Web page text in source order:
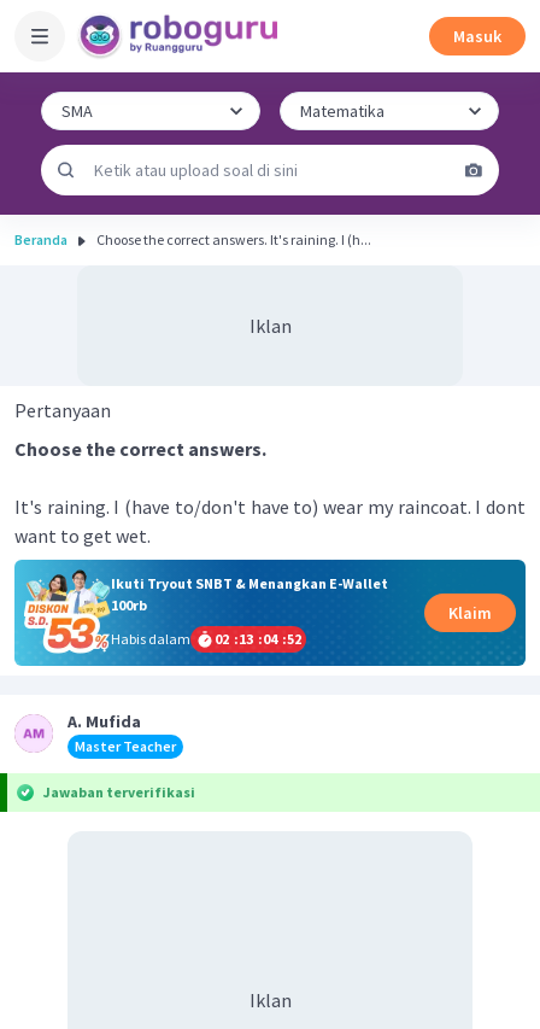
Masuk
Beranda Choose the correct answers. It's raining. I (h...
Iklan
Pertanyaan
Choose the correct answers.
It's raining. I (have to/don't have to) wear my raincoat. I dont
want to get wet.
Ikuti Tryout SNBT & Menangkan E-Wallet
100rb
Habis dalam
02 :13 :04 :52
Klaim
A. Mufida
Master Teacher
Jawaban terverifikasi
Iklan